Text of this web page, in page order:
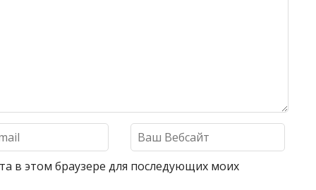
в этом браузере для последующих моих